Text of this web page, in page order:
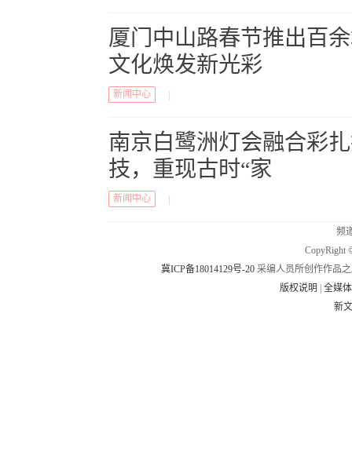
厦门中山路春节推出百
文化焕发新光彩
新闻中心
南京白鹭洲灯会融合彩
技，重现古时“家
新闻中心
频
CopyRight
冀ICP备18014129号-20 采编人员所创作作品
版权说明
|全媒
新